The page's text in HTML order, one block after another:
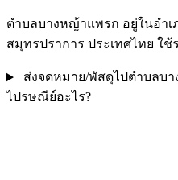
ตำบลบางหญ้าแพรก อยู่ในอำเ
สมุทรปราการ ประเทศไทย ใช้
ส่งจดหมาย/พัสดุไปตำบลบ
ไปรษณีย์อะไร?